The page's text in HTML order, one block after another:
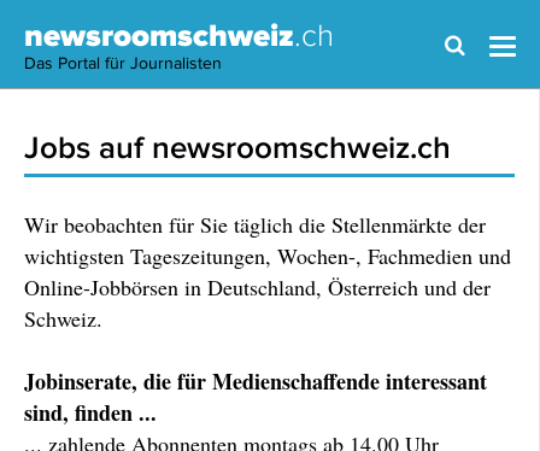
newsroomschweiz.ch
Das Portal für Journalisten
Jobs auf newsroomschweiz.ch
Wir beobachten für Sie täglich die Stellenmärkte der
wichtigsten Tageszeitungen, Wochen-, Fachmedien und
Online-Jobbörsen in Deutschland, Österreich und der
Schweiz.
Jobinserate, die für Medienschaffende interessant
sind, finden ...
... zahlende Abonnenten montags ab 14.00 Uhr